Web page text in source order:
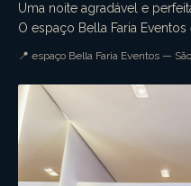
Uma noite agradável e
O espaço Bella Faria
📍 espaço Bella Faria Eventos —